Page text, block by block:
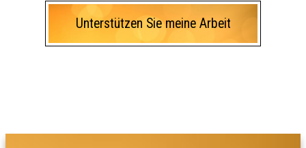
Unterstützen Sie meine Arbeit